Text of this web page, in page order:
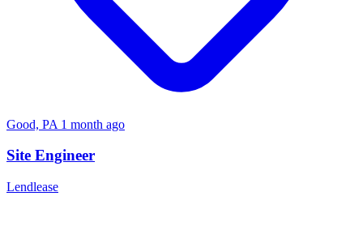
Good, PA 1 month ago
Site Engineer
Lendlease